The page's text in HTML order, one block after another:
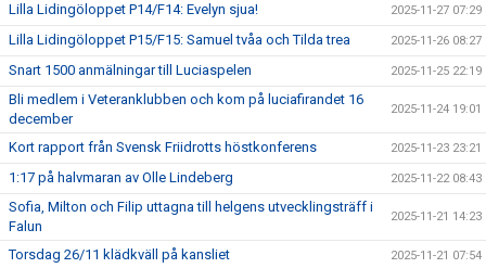
Lilla Lidingöloppet P14/F14: Evelyn sjua! 2025-11-27 07:29
Lilla Lidingöloppet P15/F15: Samuel tvåa och Tilda trea 2025-11-26 08:27
Snart 1500 anmälningar till Luciaspelen 2025-11-25 22:19
Bli medlem i Veteranklubben och kom på luciafirandet 16
december
2025-11-24 19:01
Kort rapport från Svensk Friidrotts höstkonferens 2025-11-23 23:21
1:17 på halvmaran av Olle Lindeberg 2025-11-22 08:43
Sofia, Milton och Filip uttagna till helgens utvecklingsträff i
Falun
2025-11-21 14:23
Torsdag 26/11 klädkväll på kansliet 2025-11-21 07:54